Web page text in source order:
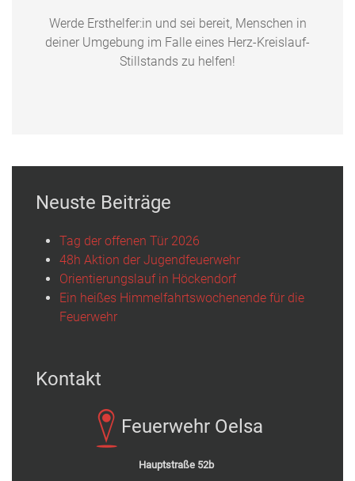
Werde Ersthelfer:in und sei bereit, Menschen in
deiner Umgebung im Falle eines Herz-Kreislauf-
Stillstands zu helfen!
Neuste Beiträge
Tag der offenen Tür 2026
48h Aktion der Jugendfeuerwehr
Orientierungslauf in Höckendorf
Ein heißes Himmelfahrtswochenende für die
Feuerwehr
Kontakt
Feuerwehr Oelsa
Hauptstraße 52b